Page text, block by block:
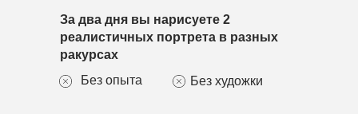
За два дня вы нарисуете 2
реалистичных портрета в разных
ракурсах
Без опыта
Без художки